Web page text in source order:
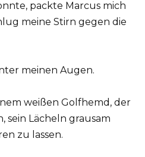
packte Marcus mich
meine Stirn gegen die
meinen Augen.
weißen Golfhemd, der
sein Lächeln grausam
zu lassen.